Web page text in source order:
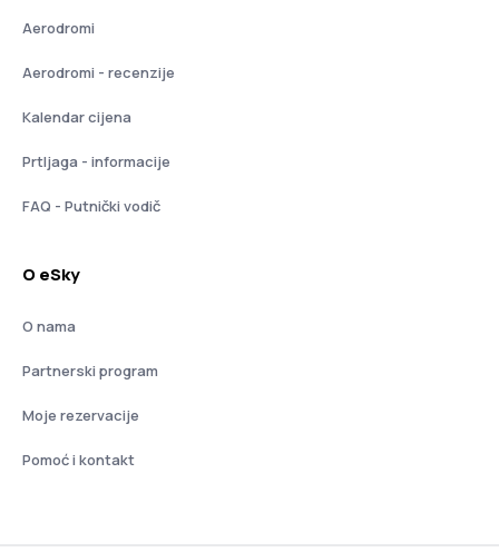
Aerodromi
Aerodromi - recenzije
Kalendar cijena
Prtljaga - informacije
FAQ - Putnički vodič
O eSky
O nama
Partnerski program
Moje rezervacije
Pomoć i kontakt